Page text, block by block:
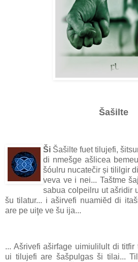
Šašilte
Ši Šašilte fuet tilujefi,
di nmešge ašlicea
šóulru nucatečir și tililgir
veva ve i nei... Taštme
sabua colpeilru ut ašridir
šu tilatur... i aširvefi nuamiĕd di
are pe uiţe ve šu ija...
... Ašrivefi aširfage uimiulilult di
ui tilujefi are šašpulgas ši tilai...